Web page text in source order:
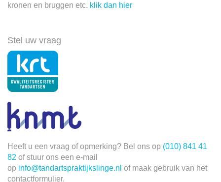
kronen en bruggen etc. klik dan hier
Stel uw vraag
Heeft u een vraag of opmerking? Bel ons op (010) 841 41
82 of stuur ons een e-mail
op info@tandartspraktijkslinge.nl of maak gebruik van het
contactformulier.